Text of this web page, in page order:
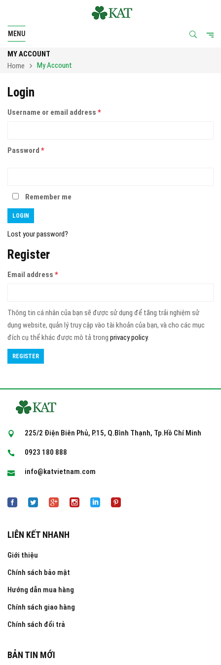
MENU
MY ACCOUNT
Home
My Account
Login
Username or email address *
Password *
Remember me
Lost your password?
Register
Email address *
Thông tin cá nhân của bạn sẽ được sử dụng để tăng trải nghiệm sử
dụng website, quản lý truy cập vào tài khoản của bạn, và cho các mục
đích cụ thể khác được mô tả trong privacy policy.
225/2 Điện Biên Phủ, P.15, Q.Bình Thạnh, Tp.Hồ Chí Minh
0923 180 888
info@katvietnam.com
LIÊN KẾT NHANH
Giới thiệu
Chính sách bảo mật
Hướng dẫn mua hàng
Chính sách giao hàng
Chính sách đổi trả
BẢN TIN MỚI